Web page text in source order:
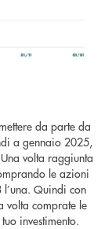
da parte da
a gennaio 2025,
volta raggiunta
le azioni
Quindi con
comprate le
investimento.